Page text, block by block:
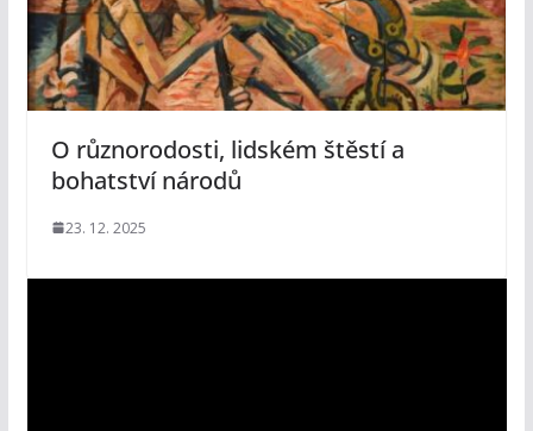
O různorodosti, lidském štěstí a
bohatství národů
23. 12. 2025